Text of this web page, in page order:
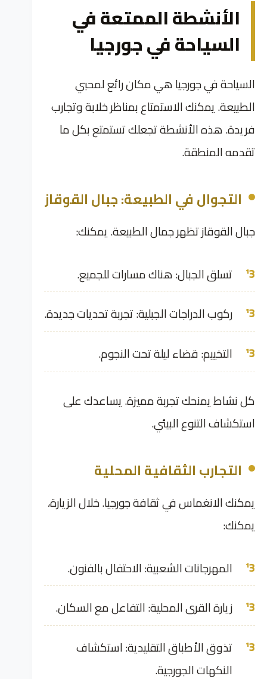
الأنشطة الممتعة في
السياحة في جورجيا
السياحة في جورجيا هي مكان رائع لمحبي
الطبيعة. يمكنك الاستمتاع بمناظر خلابة وتجارب
فريدة. هذه الأنشطة تجعلك تستمتع بكل ما
تقدمه المنطقة.
التجوال في الطبيعة: جبال القوقاز
جبال القوقاز تظهر جمال الطبيعة. يمكنك:
تسلق الجبال: هناك مسارات للجميع.
ركوب الدراجات الجبلية: تجربة تحديات جديدة.
التخييم: قضاء ليلة تحت النجوم.
كل نشاط يمنحك تجربة مميزة. يساعدك على
استكشاف التنوع البيئي.
التجارب الثقافية المحلية
يمكنك الانغماس في ثقافة جورجيا. خلال الزيارة،
يمكنك:
المهرجانات الشعبية: الاحتفال بالفنون.
زيارة القرى المحلية: التفاعل مع السكان.
تذوق الأطباق التقليدية: استكشاف
النكهات الجورجية.